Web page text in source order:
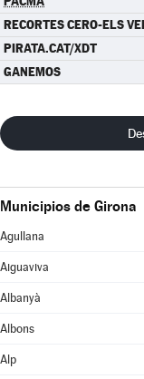
RECORTES CERO-ELS
PIRATA.CAT/XDT
GANEMOS
Municipios de Girona
Agullana
Aiguaviva
Albanyà
Albons
Alp